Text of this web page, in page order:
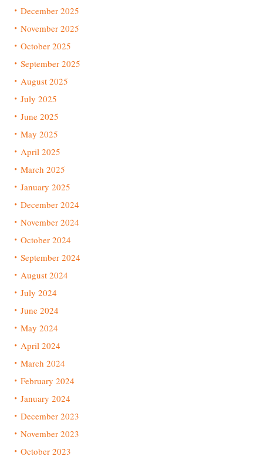
December 2025
November 2025
October 2025
September 2025
August 2025
July 2025
June 2025
May 2025
April 2025
March 2025
January 2025
December 2024
November 2024
October 2024
September 2024
August 2024
July 2024
June 2024
May 2024
April 2024
March 2024
February 2024
January 2024
December 2023
November 2023
October 2023